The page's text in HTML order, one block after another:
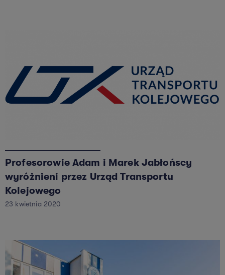
Profesorowie Adam i Marek Jabłońscy
wyróżnieni przez Urząd Transportu
Kolejowego
23 kwietnia 2020